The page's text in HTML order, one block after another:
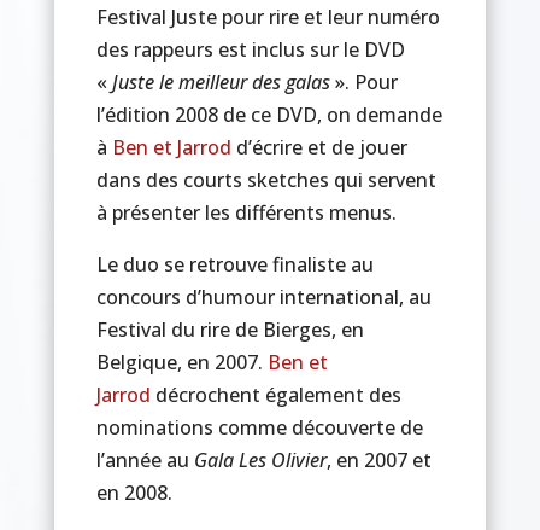
Festival Juste pour rire et leur numéro
des rappeurs est inclus sur le DVD
«Juste le meilleur des galas». Pour
l’édition 2008 de ce DVD, on demande
à Ben et Jarrod d’écrire et de jouer
dans des courts sketches qui servent
à présenter les différents menus.
Le duo se retrouve finaliste au
concours d’humour international, au
Festival du rire de Bierges, en
Belgique, en 2007. Ben et
Jarrod décrochent également des
nominations comme découverte de
l’année au Gala Les Olivier, en 2007 et
en 2008.